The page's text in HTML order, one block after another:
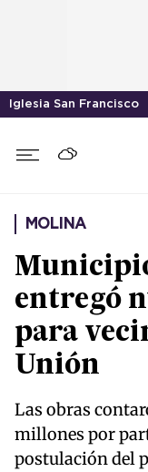
Iglesia San Francisco
MOLINA
entregó
para
Unión
Las obras
millones por
postulación del